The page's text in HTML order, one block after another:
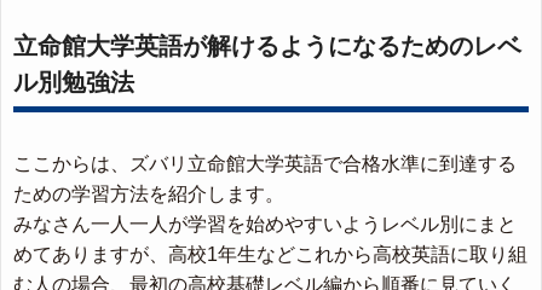
立命館大学英語が解けるようになるためのレベ
ル別勉強法
ここからは、ズバリ立命館大学英語で合格水準に到達する
ための学習方法を紹介します。
みなさん一人一人が学習を始めやすいようレベル別にまと
めてありますが、高校1年生などこれから高校英語に取り組
む人の場合、最初の高校基礎レベル編から順番に見ていく